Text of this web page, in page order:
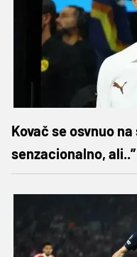
Kovač se osvnuo
senzacionalno, ali..”